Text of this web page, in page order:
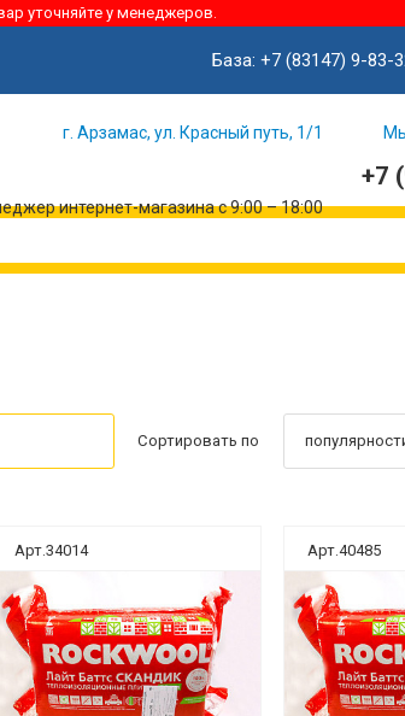
уточняйте у менеджеров.
База: +7 (83147) 9-83-
г. Арзамас, ул. Красный путь, 1/1
интернет-магазина с 9:00 – 18:00
+7
Сортировать по
Арт.34014 Арт.40485